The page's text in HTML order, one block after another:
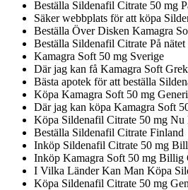
Beställa Sildenafil Citrate 50 mg
Säker webbplats för att köpa
Beställa Över Disken Kamagra
Beställa Sildenafil Citrate På
Kamagra Soft 50 mg Sverige
Där jag kan få Kamagra Soft
Bästa apotek för att beställa
Köpa Kamagra Soft 50 mg
Där jag kan köpa Kamagra Soft
Köpa Sildenafil Citrate 50 mg Nu
Beställa Sildenafil Citrate Finland
Inköp Sildenafil Citrate 50 mg
Inköp Kamagra Soft 50 mg Billig
I Vilka Länder Kan Man Köpa
Köpa Sildenafil Citrate 50 mg